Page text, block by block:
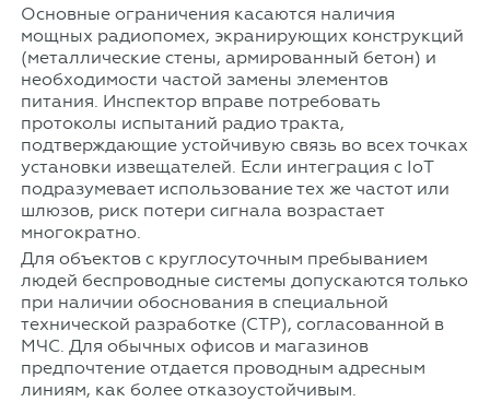
Основные ограничения касаются наличия
мощных радиопомех, экранирующих конструкций
(металлические стены, армированный бетон) и
необходимости частой замены элементов
питания. Инспектор вправе потребовать
протоколы испытаний радио тракта,
подтверждающие устойчивую связь во всех точках
установки извещателей. Если интеграция с IoT
подразумевает использование тех же частот или
шлюзов, риск потери сигнала возрастает
многократно.
Для объектов с круглосуточным пребыванием
людей беспроводные системы допускаются только
при наличии обоснования в специальной
технической разработке (СТР), согласованной в
МЧС. Для обычных офисов и магазинов
предпочтение отдается проводным адресным
линиям, как более отказоустойчивым.